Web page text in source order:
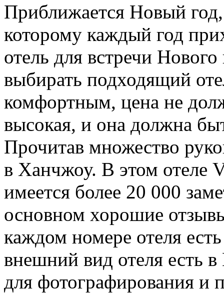
Приближается Новый
которому каждый год
отель для встречи
выбирать подходящий
комфортным, цена не
высокая, и она должна
Прочитав множество
в Ханчжоу. В этом отеле
имеется более 20 000
основном хорошие
каждом номере отеля
внешний вид отеля есть
для фотографирования и